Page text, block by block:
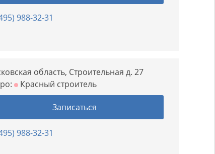
988-32-31
область, Строительная д. 27
Красный строитель
Записаться
988-32-31